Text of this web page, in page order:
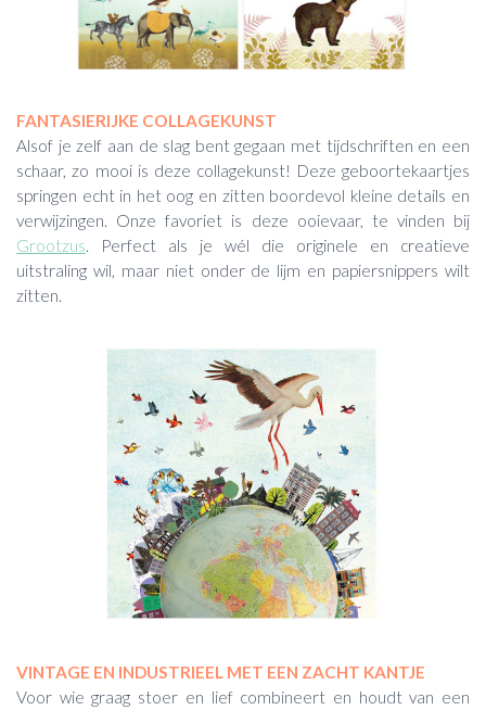
FANTASIERIJKE COLLAGEKUNST
Alsof je zelf aan de slag bent gegaan met tijdschriften en een
schaar, zo mooi is deze collagekunst! Deze geboortekaartjes
springen echt in het oog en zitten boordevol kleine details en
verwijzingen. Onze favoriet is deze ooievaar, te vinden bij
Grootzus. Perfect als je wél die originele en creatieve
uitstraling wil, maar niet onder de lijm en papiersnippers wilt
zitten.
VINTAGE EN INDUSTRIEEL MET EEN ZACHT KANTJE
Voor wie graag stoer en lief combineert en houdt van een